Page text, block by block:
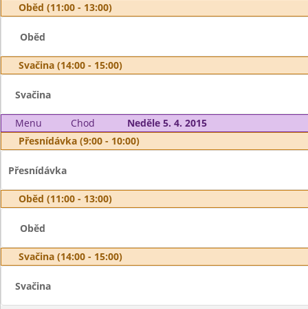
Oběd (11:00 - 13:00)
Oběd
Svačina (14:00 - 15:00)
Svačina
Menu Chod
Neděle 5. 4. 2015
Přesnídávka (9:00 - 10:00)
Přesnídávka
Oběd (11:00 - 13:00)
Oběd
Svačina (14:00 - 15:00)
Svačina